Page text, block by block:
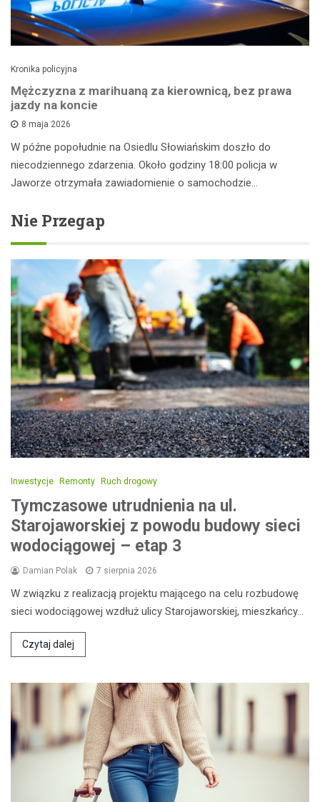
Kronika policyjna
Mężczyzna z marihuaną za kierownicą, bez prawa
jazdy na koncie
8 maja 2026
W późne popołudnie na Osiedlu Słowiańskim doszło do
niecodziennego zdarzenia. Około godziny 18:00 policja w
Jaworze otrzymała zawiadomienie o samochodzie…
Nie Przegap
Inwestycje Remonty Ruch drogowy
Tymczasowe utrudnienia na ul.
Starojaworskiej z powodu budowy sieci
wodociągowej – etap 3
Damian Polak 7 sierpnia 2026
W związku z realizacją projektu mającego na celu rozbudowę
sieci wodociągowej wzdłuż ulicy Starojaworskiej, mieszkańcy…
Czytaj dalej